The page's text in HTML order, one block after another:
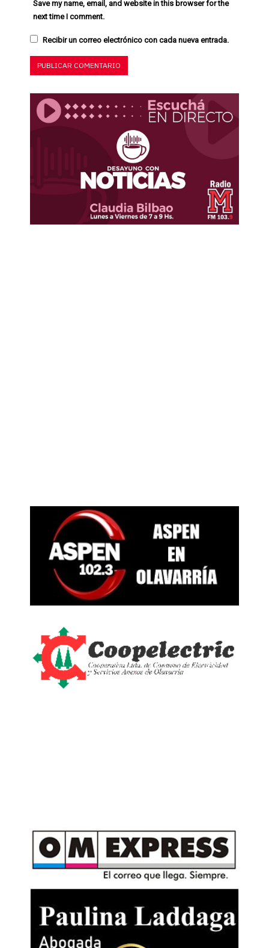
Save my name, email, and website in this browser for the
next time I comment.
Recibir un correo electrónico con cada nueva entrada.